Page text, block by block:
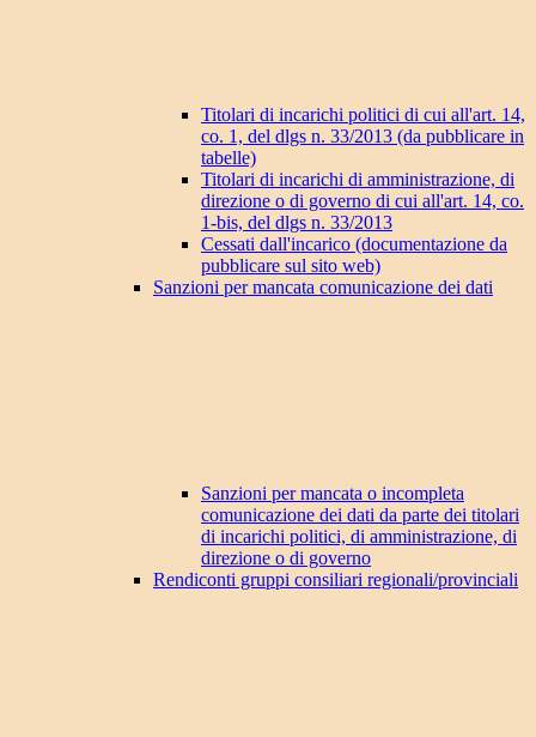
Titolari di incarichi politici di cui all'art. 14,
co. 1, del dlgs n. 33/2013 (da pubblicare in
tabelle)
Titolari di incarichi di amministrazione, di
direzione o di governo di cui all'art. 14, co.
1-bis, del dlgs n. 33/2013
Cessati dall'incarico (documentazione da
pubblicare sul sito web)
Sanzioni per mancata comunicazione dei dati
Sanzioni per mancata o incompleta
comunicazione dei dati da parte dei titolari
di incarichi politici, di amministrazione, di
direzione o di governo
Rendiconti gruppi consiliari regionali/provinciali